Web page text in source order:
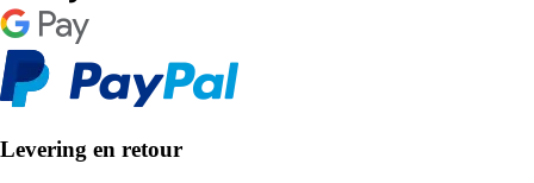
Levering en retour